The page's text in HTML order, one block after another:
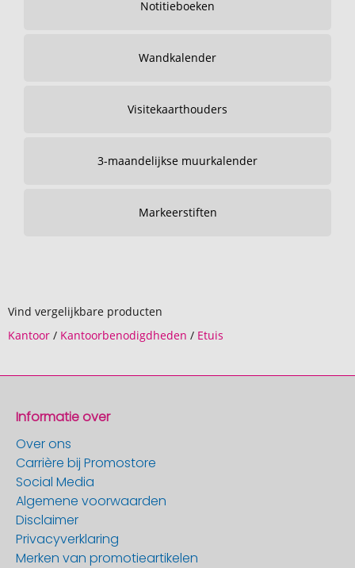
Notitieboeken
Wandkalender
Visitekaarthouders
3-maandelijkse muurkalender
Markeerstiften
Vind vergelijkbare producten
Kantoor / Kantoorbenodigdheden / Etuis
Informatie over
Over ons
Carrière bij Promostore
Social Media
Algemene voorwaarden
Disclaimer
Privacyverklaring
Merken van promotieartikelen